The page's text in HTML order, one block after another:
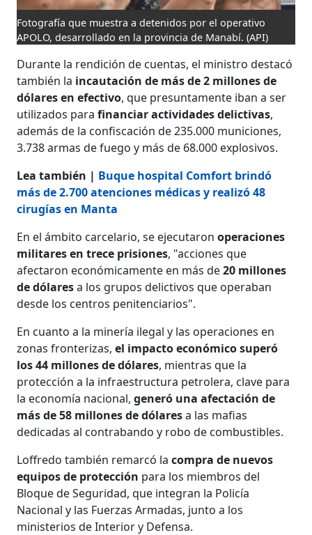
Fotografía que muestra a detenidos por el operativo
APOLO, desarrollado en la provincia de Manabí. (API)
Durante la rendición de cuentas, el ministro destacó
también la incautación de más de 2 millones de
dólares en efectivo, que presuntamente iban a ser
utilizados para financiar actividades delictivas,
además de la confiscación de 235.000 municiones,
3.738 armas de fuego y más de 68.000 explosivos.
Lea también | Buque hospital Comfort brindó
más de 2.700 atenciones médicas y realizó 48
cirugías en Manta
En el ámbito carcelario, se ejecutaronoperaciones
militares en trece prisiones, "acciones que
afectaron económicamente en más de20 millones
de dólaresa los grupos delictivos que operaban
desde los centros penitenciarios".
En cuanto a la minería ilegal y las operaciones en
zonas fronterizas,el impacto económico superó
los 44 millones de dólares, mientras que la
protección a la infraestructura petrolera, clave para
la economía nacional,generó una afectación de
más de 58 millones de dólaresa las mafias
dedicadas al contrabando y robo de combustibles.
Loffredo también remarcó lacompra de nuevos
equipos de protección para los miembros del
Bloque de Seguridad, que integran la Policía
Nacional y las Fuerzas Armadas, junto a los
ministerios de Interior y Defensa.